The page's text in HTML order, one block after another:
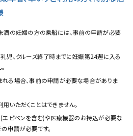
満の妊婦の方の乗船には、事前の申請が必要
児、クルーズ終了時までに妊娠第24週に入る
る場合、事前の申請が必要な場合がありま
いただくことはできません。
エピペンを含む)や医療機器のお持込が必要な
申請が必要です。